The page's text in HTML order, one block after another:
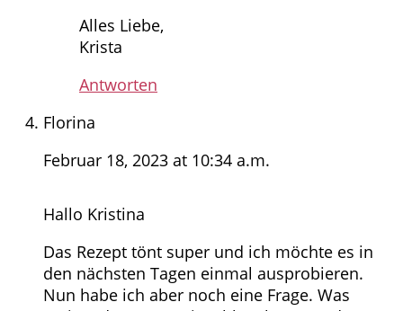
Alles Liebe,
Krista
Antworten
Florina
Februar 18, 2023 at 10:34 a.m.
Hallo Kristina
Das Rezept tönt super und ich möchte es in
den nächsten Tagen einmal ausprobieren.
Nun habe ich aber noch eine Frage. Was